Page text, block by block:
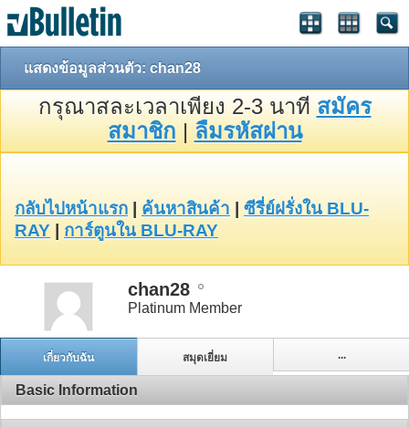
แสดงข้อมูลส่วนตัว: chan28
กรุณาสละเวลาเพียง 2-3 นาที สมัคร
สมาชิก | ลืมรหัสผ่าน
กลับไปหน้าแรก ค้นหาสินค้า
ซีรี่ย์ฝรั่งใน BLU-
RAY
การ์ตูนใน BLU-RAY
chan28
Platinum Member
เกี่ยวกับฉัน สมุดเยี่ยม ...
Basic Information